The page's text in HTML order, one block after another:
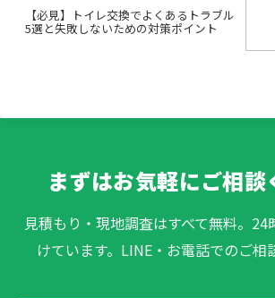
【必見】トイレ交換でよくあるトラブル
5選と失敗しないための対策ポイント
まずはお気軽にご相談
見積もり・現地調査はすべて無料。24
けています。LINE・お電話でのご相